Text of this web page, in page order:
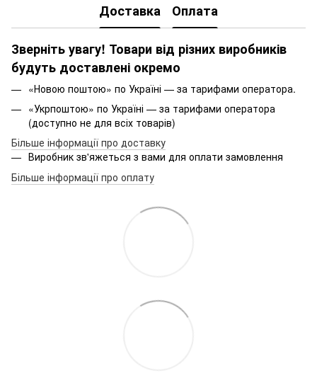
Доставка Оплата
Зверніть увагу! Товари від різних виробників
будуть доставлені окремо
«Новою поштою» по Україні — за тарифами оператора.
«Укрпоштою» по Україні — за тарифами оператора
(доступно не для всіх товарів)
Більше інформації про доставку
Виробник зв'яжеться з вами для оплати замовлення
Більше інформації про оплату